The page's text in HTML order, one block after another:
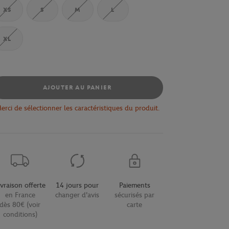
XS S M L
XL
AJOUTER AU PANIER
de sélectionner les caractéristiques du produit.
offerte
en France
dès 80€ (voir
conditions)
14 jours pour
changer d'avis
Paiements
sécurisés par
carte